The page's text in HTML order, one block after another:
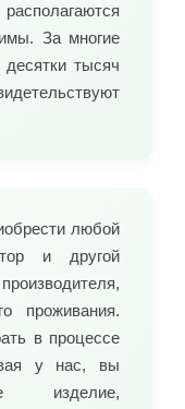
За многие
тысяч
любой
и другой
проживания.
в процессе
у нас, вы
изделие,